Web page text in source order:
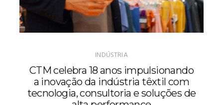
INDÚSTRIA
CTM celebra 18 anos impulsionando
a inovação da indústria têxtil com
tecnologia, consultoria e soluções de